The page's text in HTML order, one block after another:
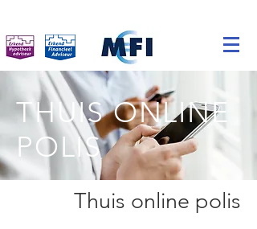
THUIS ONLINE
POLIS
Thuis online polis